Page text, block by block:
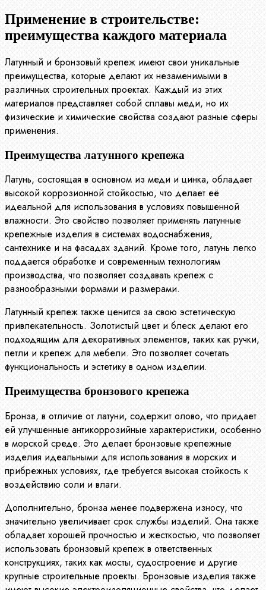
Применение в строительстве:
преимущества каждого материала
Латунный и бронзовый крепеж имеют свои уникальные
преимущества, которые делают их незаменимыми в
различных строительных проектах. Каждый из этих
материалов представляет собой сплавы меди, но их
физические и химические свойства создают разные сферы
применения.
Преимущества латунного крепежа
Латунь, состоящая в основном из меди и цинка, обладает
высокой коррозионной стойкостью, что делает её
идеальной для использования в условиях повышенной
влажности. Это свойство позволяет применять латунные
крепежные изделия в системах водоснабжения,
сантехнике и на фасадах зданий. Кроме того, латунь легко
поддается обработке и современным технологиям
производства, что позволяет создавать крепеж с
разнообразными формами и размерами.
Латунный крепеж также ценится за свою эстетическую
привлекательность. Золотистый цвет и блеск делают его
подходящим для декоративных элементов, таких как ручки,
петли и крепеж для мебели. Это позволяет сочетать
функциональность и эстетику в одном изделии.
Преимущества бронзового крепежа
Бронза, в отличие от латуни, содержит олово, что придает
ей улучшенные антикоррозийные характеристики, особенно
в морской среде. Это делает бронзовые крепежные
изделия идеальными для использования в морских и
прибрежных условиях, где требуется высокая стойкость к
воздействию соли и влаги.
Дополнительно, бронза менее подвержена износу, что
значительно увеличивает срок службы изделий. Она также
обладает хорошей прочностью и жесткостью, что позволяет
использовать бронзовый крепеж в ответственных
конструкциях, таких как мосты, судостроение и другие
крупные строительные проекты. Бронзовые изделия также